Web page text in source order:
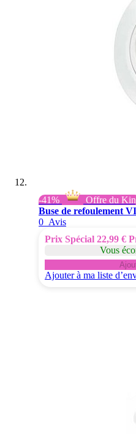
-41%
Offre du
Buse de refoulement
0 Avis
Prix Spécial 22,99 €
Vous
Ajouter à ma liste